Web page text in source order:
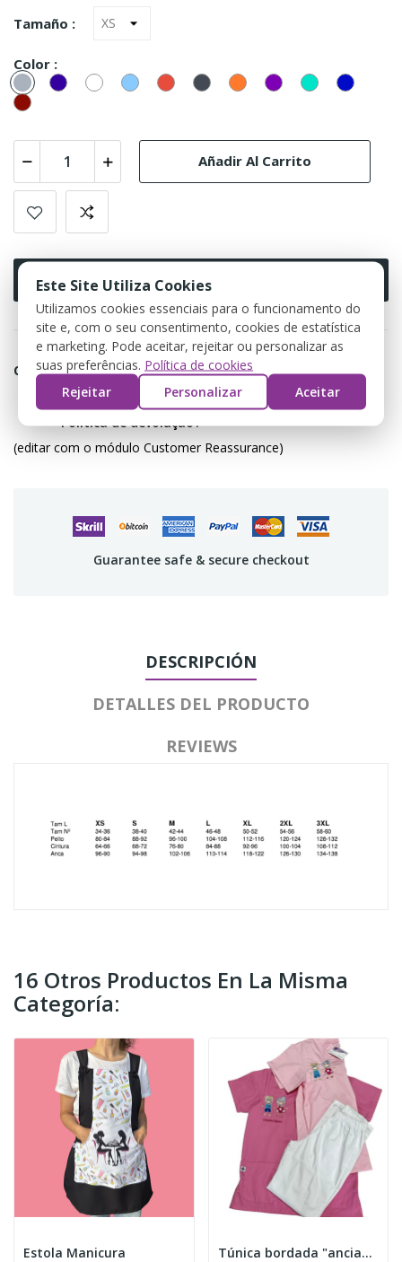
Tamaño :
Color :
Gris MarinhoBlancoAzul
Celeste
Rojo NegroNaranjaROXO
(92531)
VERDE
AGUA
Azulão
Boudeaux
Añadir Al Carrito
Buy Now
Compartir
Política de devolução
(editar com o módulo Customer Reassurance)
Guarantee safe & secure checkout
DESCRIPCIÓN
DETALLES DEL PRODUCTO
REVIEWS
16 Otros Productos En La Misma
Categoría:
Estola Manicura Túnica bordada "ancianos" V1
Este Site Utiliza Cookies
Utilizamos cookies essenciais para o funcionamento do
site e, com o seu consentimento, cookies de estatística
e marketing. Pode aceitar, rejeitar ou personalizar as
suas preferências. Política de cookies
Rejeitar
Personalizar Aceitar